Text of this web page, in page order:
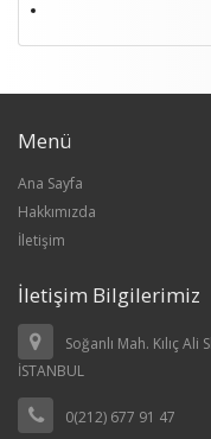
Menü
Ana Sayfa
Hakkımızda
İletişim
İletişim Bilgilerimiz
Soğanlı Mah. Kılıç
İSTANBUL
0(212) 677 91 47